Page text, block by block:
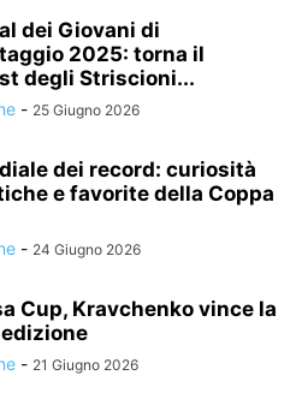
dei Giovani di
2025: torna il
degli Striscioni...
- 25 Giugno 2026
dei record: curiosità
e favorite della Coppa
- 24 Giugno 2026
Cup, Kravchenko vince la
- 21 Giugno 2026